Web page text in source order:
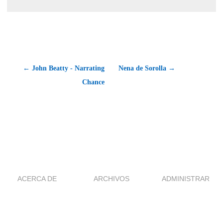
← John Beatty - Narrating
Chance
Nena de Sorolla →
ACERCA DE ARCHIVOS ADMINISTRAR